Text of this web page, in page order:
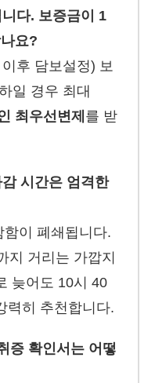
다. 보증금이 1
요?
후 담보설정) 보
일 경우 최대
최우선변제 를 받
시간은 엄격한
이 폐쇄됩니다.
지 거리는 가깝지
늦어도 10시 40
력히 추천합니다.
증 확인서는 어떻